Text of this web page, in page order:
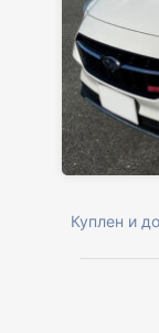
Куплен и